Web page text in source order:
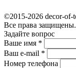
©2015-2026 decor-of-
Все права защищены.
Задайте вопрос
Ваше имя *
Ваш e-mail *
Номер телефона